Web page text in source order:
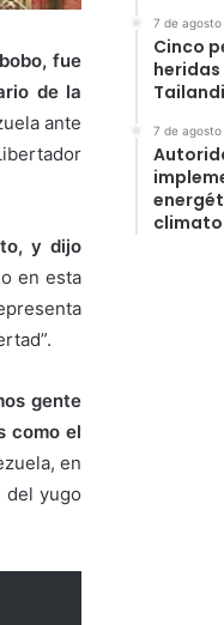
fue
de la
ante
y dijo
en esta
gente
como el
en
del yugo
7 de
Cinco
7 de